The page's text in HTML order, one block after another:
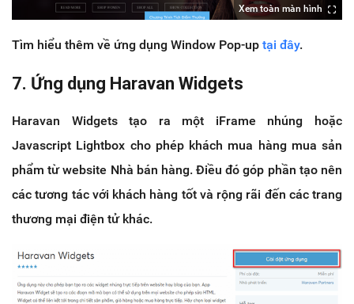
Xem toàn màn hình
Tìm hiểu thêm về ứng dụng Window Pop-up tại đây.
7. Ứng dụng Haravan Widgets
Haravan Widgets tạo ra một iFrame nhúng hoặc
Javascript Lightbox cho phép khách mua hàng mua sản
phẩm từ website Nhà bán hàng. Điều đó góp phần tạo nên
các tương tác với khách hàng tốt và rộng rãi đến các trang
thương mại điện tử khác.